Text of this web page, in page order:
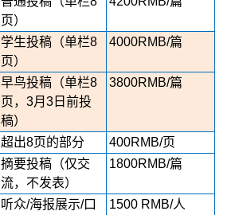
页）
学生投稿（单栏8
页）
4000RMB/篇
早鸟投稿（单栏8
页，3月3日前投
稿）
3800RMB/篇
超出8页的部分
400RMB/页
摘要投稿（仅交
流，不发表）
1800RMB/篇
听众/海报展示/口
1500 RMB/人